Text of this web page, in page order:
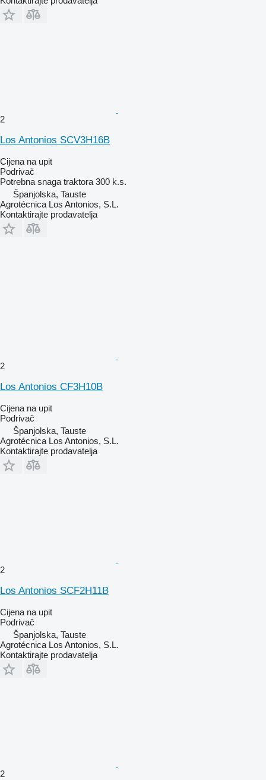
2
Los Antonios SCV3H16B
Cijena na upit
Podrivač
Potrebna snaga traktora 300 k.s.
Španjolska, Tauste
Agrotécnica Los Antonios, S.L.
Kontaktirajte prodavatelja
2
Los Antonios CF3H10B
Cijena na upit
Podrivač
Španjolska, Tauste
Agrotécnica Los Antonios, S.L.
Kontaktirajte prodavatelja
2
Los Antonios SCF2H11B
Cijena na upit
Podrivač
Španjolska, Tauste
Agrotécnica Los Antonios, S.L.
Kontaktirajte prodavatelja
2